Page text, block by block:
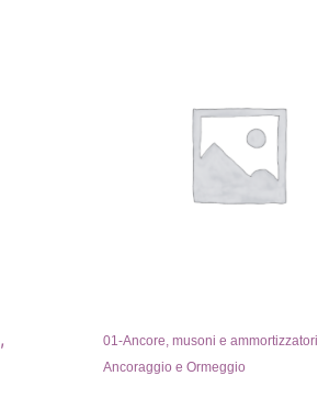
, 01-Ancore, musoni e ammortizzatori
Ancoraggio e Ormeggio